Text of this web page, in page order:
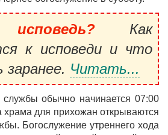
Как
к исповеди и что
Читать...
службы обычно начинается 07:00
для прихожан открываются
Богослужение утреннего хода